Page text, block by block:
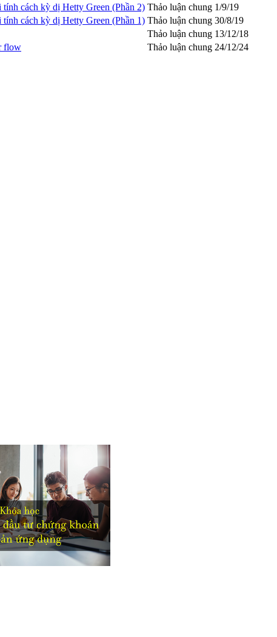
cách kỳ dị Hetty Green (Phần 2) Thảo luận chung 1/9/19
cách kỳ dị Hetty Green (Phần 1) Thảo luận chung 30/8/19
Thảo luận chung 13/12/18
flow
Thảo luận chung 24/12/24